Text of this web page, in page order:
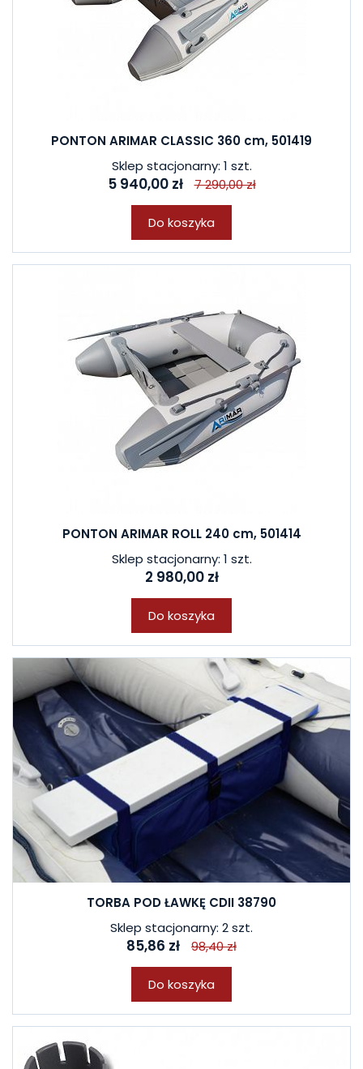
PONTON ARIMAR CLASSIC 360 cm, 501419
Sklep stacjonarny: 1 szt.
5 940,00 zł 7 290,00 zł
Do koszyka
PONTON ARIMAR ROLL 240 cm, 501414
Sklep stacjonarny: 1 szt.
2 980,00 zł
Do koszyka
TORBA POD ŁAWKĘ CDII 38790
Sklep stacjonarny: 2 szt.
85,86 zł 98,40 zł
Do koszyka